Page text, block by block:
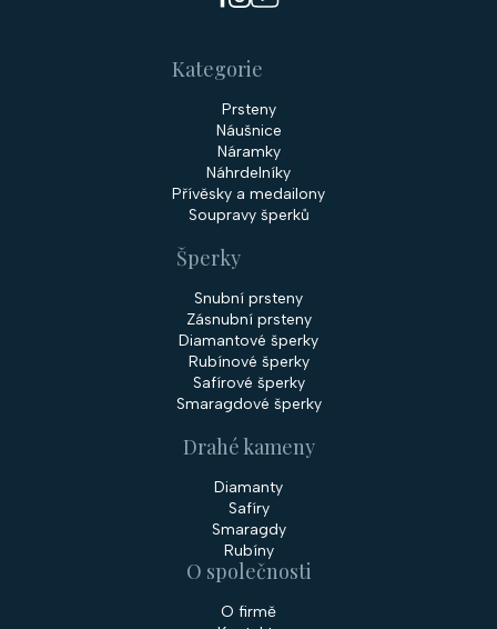
Kategorie
Prsteny
Náušnice
Náramky
Náhrdelníky
Přívěsky a medailony
Soupravy šperků
Šperky
Snubní prsteny
Zásnubní prsteny
Diamantové šperky
Rubínové šperky
Safírové šperky
Smaragdové šperky
Drahé kameny
Diamanty
Safíry
Smaragdy
Rubíny
O společnosti
O firmě